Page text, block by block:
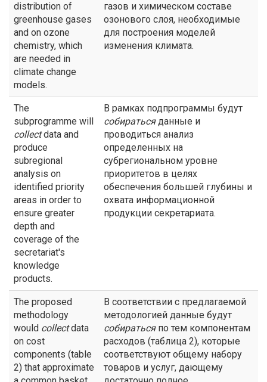
distribution of
greenhouse gases
and on ozone
chemistry, which
are needed in
climate change
models.
газов и химическом составе
озонового слоя, необходимые
для построения моделей
изменения климата.
The
subprogramme will
collectdata and
produce
subregional
analysis on
identified priority
areas in order to
ensure greater
depth and
coverage of the
secretariat's
knowledge
products.
В рамках подпрограммы будут
собиратьсяданные и
проводиться анализ
определенных на
субрегиональном уровне
приоритетов в целях
обеспечения большей глубины и
охвата информационной
продукции секретариата.
The proposed
methodology
would collectdata
on cost
components (table
2) that approximate
В соответствии с предлагаемой
методологией данные будут
собиратьсяпо тем компонентам
расходов (таблица 2), которые
соответствуют общему набору
товаров и услуг, дающему